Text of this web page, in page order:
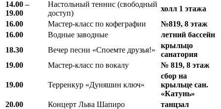
14.00 –
19.00
Настольный теннис (свободный
доступ)
холл 1 этажа
16.00
Мастер-класс по кофеграфии
№819, 8 этаж
16.00
Водные заводные
летний бассейн
18.30
Вечер песни «Споемте друзья!»
крыльцо
санатория
19.00
Мастер-класс по вокалу № 819, 8 этаж
19.00 Терренкур «Дуняшин ключ»
сбор на
крыльце сан.
«Катунь»
20.00
Концерт Льва Шапиро
танцзал